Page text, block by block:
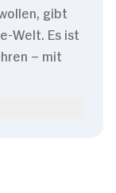
gibt
Welt. Es ist
– mit